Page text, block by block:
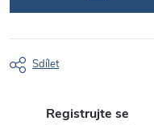
Sdílet
Registrujte se